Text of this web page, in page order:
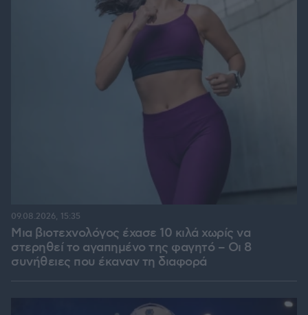
Μια βιοτεχνολόγος έχασε 10 κιλά χωρίς να
στερηθεί το αγαπημένο της φαγητό – Οι 8
συνήθειες που έκαναν τη διαφορά
09.08.2026, 15:35